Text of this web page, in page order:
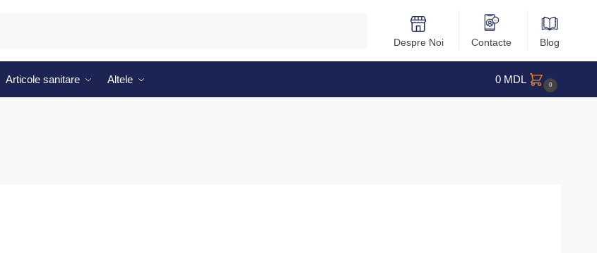
Despre Noi Contacte Blog
Articole sanitare Altele 0 MDL 0